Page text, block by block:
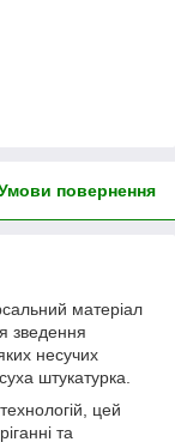
повернення
матеріал
зведення
несучих
штукатурка.
цей
та